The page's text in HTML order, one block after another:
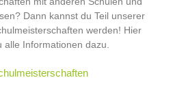
Dann kannst du Teil unserer
werden! Hier
alle Informationen dazu.